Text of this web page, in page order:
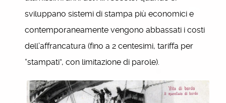
sviluppano sistemi di stampa più economici e
contemporaneamente vengono abbassati i costi
dell’affrancatura (fino a 2 centesimi, tariffa per
“stampati”, con limitazione di parole).